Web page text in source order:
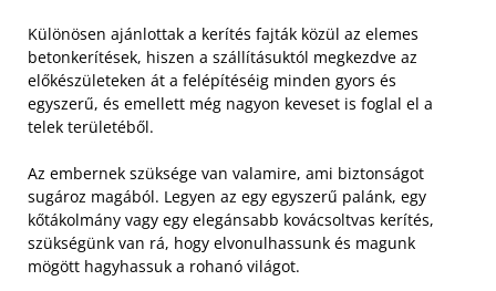
Különösen ajánlottak a kerítés fajták közül az elemes
betonkerítések, hiszen a szállításuktól megkezdve az
előkészületeken át a felépítéséig minden gyors és
egyszerű, és emellett még nagyon keveset is foglal el a
telek területéből.
Az embernek szüksége van valamire, ami biztonságot
sugároz magából. Legyen az egy egyszerű palánk, egy
kőtákolmány vagy egy elegánsabb kovácsoltvas kerítés,
szükségünk van rá, hogy elvonulhassunk és magunk
mögött hagyhassuk a rohanó világot.